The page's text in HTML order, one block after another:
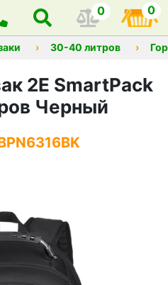
0 0
30-40 литров
2E SmartPack
Черный